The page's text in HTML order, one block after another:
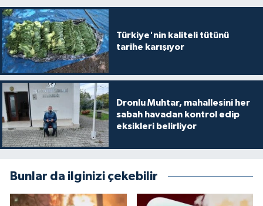
Türkiye'nin kaliteli tütünü
tarihe karışıyor
Dronlu Muhtar, mahallesini her
sabah havadan kontrol edip
eksikleri belirliyor
Bunlar da ilginizi çekebilir